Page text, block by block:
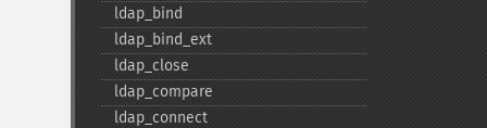
ldap_​bind
ldap_​bind_​ext
ldap_​close
ldap_​compare
ldap_​connect